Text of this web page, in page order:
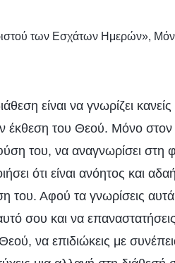
των Εσχάτων Ημερών»,
είναι να γνωρίζει
έκθεση του Θεού. Μόνο
του, να αναγνωρίσει στη
ότι είναι ανόητος και
του. Αφού τα γνωρίσεις
σου και να
να επιδιώκεις με